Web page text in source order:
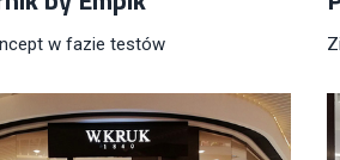
w fazie testów